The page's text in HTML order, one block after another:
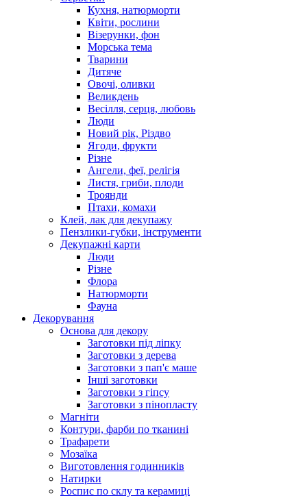
Кухня, натюрморти
Квіти, рослини
Візерунки, фон
Морська тема
Тварини
Дитяче
Овочі, оливки
Великдень
Весілля, серця, любовь
Люди
Новий рік, Різдво
Ягоди, фрукти
Різне
Ангели, феї, релігія
Листя, гриби, плоди
Троянди
Птахи, комахи
Клей, лак для декупажу
Пензлики-губки, інструменти
Декупажні карти
Люди
Різне
Флора
Натюрморти
Фауна
Декорування
Основа для декору
Заготовки під ліпку
Заготовки з дерева
Заготовки з пап'є маше
Інші заготовки
Заготовки з гіпсу
Заготовки з пінопласту
Магніти
Контури, фарби по тканині
Трафарети
Мозаїка
Виготовлення годинників
Натирки
Роспис по склу та керамиці